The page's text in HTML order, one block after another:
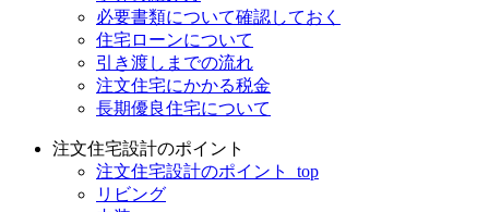
必要書類について確認しておく
住宅ローンについて
引き渡しまでの流れ
注文住宅にかかる税金
長期優良住宅について
注文住宅設計のポイント
注文住宅設計のポイント_top
リビング